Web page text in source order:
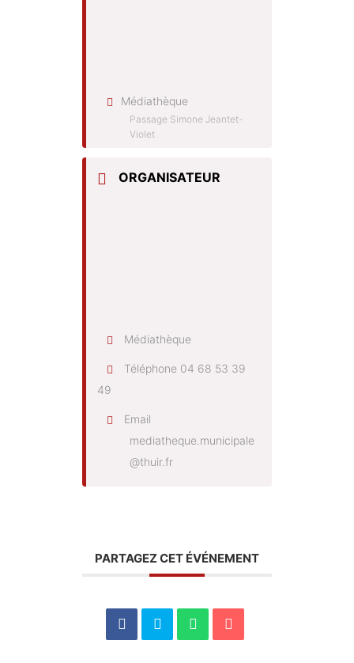
Médiathèque
Passage Simone Jeantet-
Violet
ORGANISATEUR
Médiathèque
Téléphone 04 68 53 39
49
Email
mediatheque.municipale
@thuir.fr
PARTAGEZ CET ÉVÉNEMENT